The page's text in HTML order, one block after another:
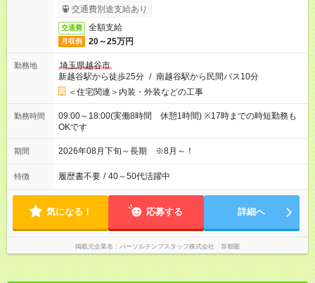
交通費別途支給あり
交通費 全額支給
月収例 20～25万円
勤務地
埼玉県越谷市
新越谷駅から徒歩25分 / 南越谷駅から民間バス10分
＜住宅関連＞内装・外装などの工事
勤務時間
09:00～18:00(実働8時間 休憩1時間) ※17時までの時短勤務も
OKです
期間 2026年08月下旬～長期 ※8月～！
特徴 履歴書不要 / 40～50代活躍中
気になる！ 応募する 詳細へ
掲載元企業名 パーソルテンプスタッフ株式会社 首都圏